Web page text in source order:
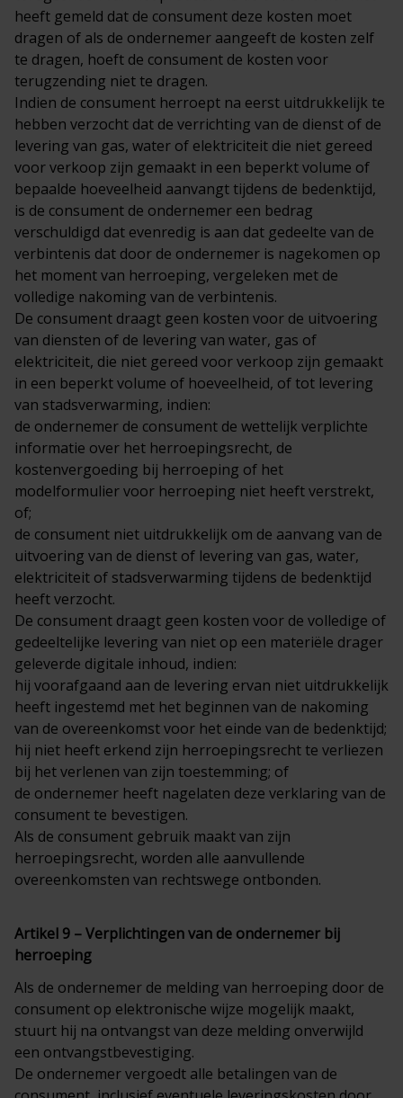
heeft gemeld dat de consument deze kosten moet
dragen of als de ondernemer aangeeft de kosten zelf
te dragen, hoeft de consument de kosten voor
terugzending niet te dragen.
Indien de consument herroept na eerst uitdrukkelijk te
hebben verzocht dat de verrichting van de dienst of de
levering van gas, water of elektriciteit die niet gereed
voor verkoop zijn gemaakt in een beperkt volume of
bepaalde hoeveelheid aanvangt tijdens de bedenktijd,
is de consument de ondernemer een bedrag
verschuldigd dat evenredig is aan dat gedeelte van de
verbintenis dat door de ondernemer is nagekomen op
het moment van herroeping, vergeleken met de
volledige nakoming van de verbintenis.
De consument draagt geen kosten voor de uitvoering
van diensten of de levering van water, gas of
elektriciteit, die niet gereed voor verkoop zijn gemaakt
in een beperkt volume of hoeveelheid, of tot levering
van stadsverwarming, indien:
de ondernemer de consument de wettelijk verplichte
informatie over het herroepingsrecht, de
kostenvergoeding bij herroeping of het
modelformulier voor herroeping niet heeft verstrekt,
of;
de consument niet uitdrukkelijk om de aanvang van de
uitvoering van de dienst of levering van gas, water,
elektriciteit of stadsverwarming tijdens de bedenktijd
heeft verzocht.
De consument draagt geen kosten voor de volledige of
gedeeltelijke levering van niet op een materiële drager
geleverde digitale inhoud, indien:
hij voorafgaand aan de levering ervan niet uitdrukkelijk
heeft ingestemd met het beginnen van de nakoming
van de overeenkomst voor het einde van de bedenktijd;
hij niet heeft erkend zijn herroepingsrecht te verliezen
bij het verlenen van zijn toestemming; of
de ondernemer heeft nagelaten deze verklaring van de
consument te bevestigen.
Als de consument gebruik maakt van zijn
herroepingsrecht, worden alle aanvullende
overeenkomsten van rechtswege ontbonden.
Artikel 9 – Verplichtingen van de ondernemer bij
herroeping
Als de ondernemer de melding van herroeping door de
consument op elektronische wijze mogelijk maakt,
stuurt hij na ontvangst van deze melding onverwijld
een ontvangstbevestiging.
De ondernemer vergoedt alle betalingen van de